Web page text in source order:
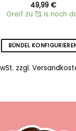
49,99 €
Greif zu 🥰 Is noch
BÜNDEL
zzgl.